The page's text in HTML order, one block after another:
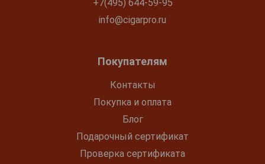
+7(495) 644-59-95
info@cigarpro.ru
Покупателям
Контакты
Покупка и оплата
Блог
Подарочный сертификат
Проверка сертификата